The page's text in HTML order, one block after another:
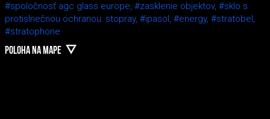
#spoločnosť agc glass europe, #zasklenie objektov, #sklo s
protislnečnou ochranou: stopray, #ipasol, #energy, #stratobel,
#stratophone
POLOHA NA MAPE